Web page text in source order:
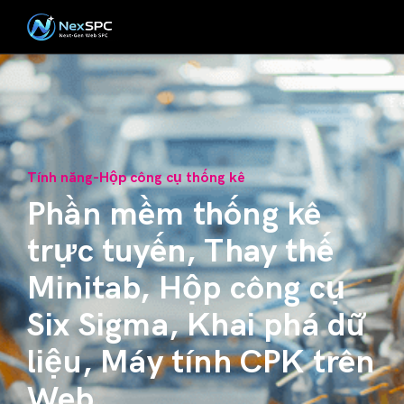
Tính năng-Hộp công cụ thống kê
Phần mềm thống kê
trực tuyến, Thay thế
Minitab, Hộp công cụ
Six Sigma, Khai phá dữ
liệu, Máy tính CPK trên